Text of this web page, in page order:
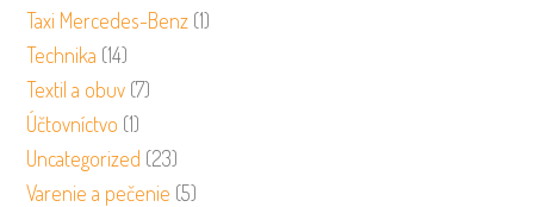
Taxi Mercedes-Benz (1)
Technika (14)
Textil a obuv (7)
Účtovníctvo (1)
Uncategorized (23)
Varenie a pečenie (5)